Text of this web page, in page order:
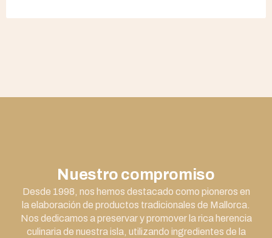
Nuestro compromiso
Desde 1998, nos hemos destacado como pioneros en
la elaboración de productos tradicionales de Mallorca.
Nos dedicamos a preservar y promover la rica herencia
culinaria de nuestra isla, utilizando ingredientes de la